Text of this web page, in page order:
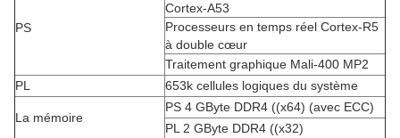
PS
Cortex-A53
Processeurs en temps réel Cortex-R5
à double cœur
Traitement graphique Mali-400 MP2
PL
653k cellules logiques du système
La mémoire
PS 4 GByte DDR4 ((x64) (avec ECC)
PL 2 GByte DDR4 ((x32)